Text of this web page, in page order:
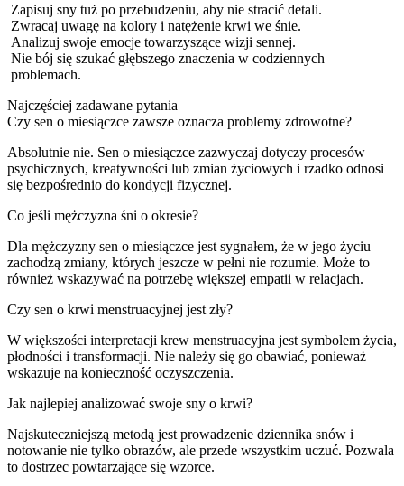
Zapisuj sny tuż po przebudzeniu, aby nie stracić detali.
Zwracaj uwagę na kolory i natężenie krwi we śnie.
Analizuj swoje emocje towarzyszące wizji sennej.
Nie bój się szukać głębszego znaczenia w codziennych
problemach.
Najczęściej zadawane pytania
Czy sen o miesiączce zawsze oznacza problemy zdrowotne?
Absolutnie nie. Sen o miesiączce zazwyczaj dotyczy procesów
psychicznych, kreatywności lub zmian życiowych i rzadko odnosi
się bezpośrednio do kondycji fizycznej.
Co jeśli mężczyzna śni o okresie?
Dla mężczyzny sen o miesiączce jest sygnałem, że w jego życiu
zachodzą zmiany, których jeszcze w pełni nie rozumie. Może to
również wskazywać na potrzebę większej empatii w relacjach.
Czy sen o krwi menstruacyjnej jest zły?
W większości interpretacji krew menstruacyjna jest symbolem życia,
płodności i transformacji. Nie należy się go obawiać, ponieważ
wskazuje na konieczność oczyszczenia.
Jak najlepiej analizować swoje sny o krwi?
Najskuteczniejszą metodą jest prowadzenie dziennika snów i
notowanie nie tylko obrazów, ale przede wszystkim uczuć. Pozwala
to dostrzec powtarzające się wzorce.